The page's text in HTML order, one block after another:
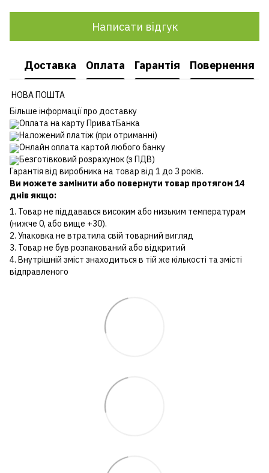
Написати відгук
Доставка Оплата Гарантія Повернення
НОВА ПОШТА
Більше інформації про доставку
Оплата на карту ПриватБанка
Наложений платіж (при отриманні)
Онлайн оплата картой любого банку
Безготівковий розрахунок (з ПДВ)
Гарантія від виробника на товар від 1 до 3 років.
Ви можете замінити або повернути товар протягом 14
днів якщо:
1. Товар не піддавався високим або низьким температурам
(нижче 0, або вище +30).
2. Упаковка не втратила свій товарний вигляд
3. Товар не був розпакований або відкритий
4. Внутрішній зміст знаходиться в тій же кількості та змісті
відправленого